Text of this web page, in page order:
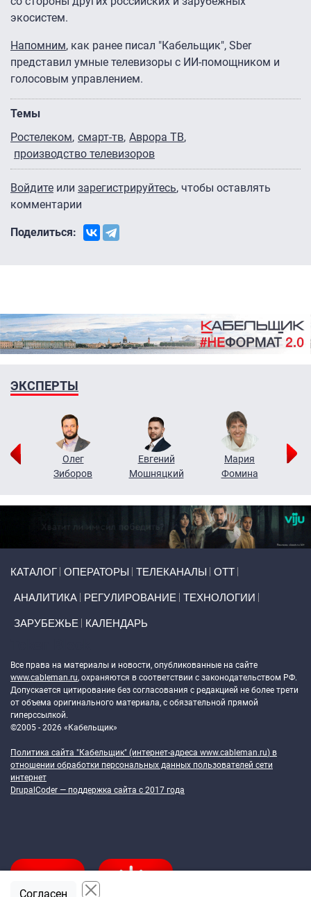
экосистем.
Напомним, как ранее писал "Кабельщик", Sber
представил умные телевизоры с ИИ-помощником и
голосовым управлением.
Темы
Ростелеком смарт-тв Аврора ТВ
производство телевизоров
Войдите или зарегистрируйтесь, чтобы оставлять
комментарии
Поделиться:
ЭКСПЕРТЫ
Олег
Зиборов
Евгений
Мошняцкий
Мария
Фомина
КАТАЛОГ ОПЕРАТОРЫ ТЕЛЕКАНАЛЫ ОТТ
АНАЛИТИКА РЕГУЛИРОВАНИЕ ТЕХНОЛОГИИ
ЗАРУБЕЖЬЕ КАЛЕНДАРЬ
Все права на материалы и новости, опубликованные на сайте
www.cableman.ru, охраняются в соответствии с законодательством РФ.
Допускается цитирование без согласования с редакцией не более трети
от объема оригинального материала, с обязательной прямой
гиперссылкой.
©2005 - 2026 «Кабельщик»
Политика сайта "Кабельщик" (интернет-адреса www.cableman.ru) в
отношении обработки персональных данных пользователей сети
интернет
DrupalCoder — поддержка сайта c 2017 года
Согласен